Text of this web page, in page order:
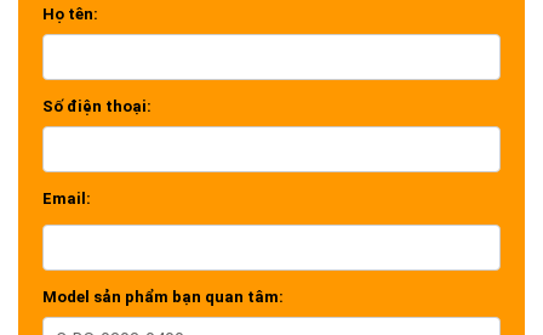
Họ tên:
Số điện thoại:
Email:
Model sản phẩm bạn quan tâm: